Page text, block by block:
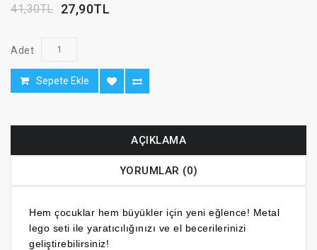
41,30TL 27,90TL
Adet
Sepete Ekle
AÇIKLAMA
YORUMLAR (0)
Hem çocuklar hem büyükler için yeni eğlence! Metal
lego seti ile yaratıcılığınızı ve el becerilerinizi
geliştirebilirsiniz!